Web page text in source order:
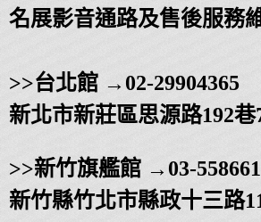
名展影音通路及售後服務
>>台北館 →02-29904365
新北市新莊區思源路192巷
>>新竹旗艦館 → 03-
新竹縣竹北市縣政十三路